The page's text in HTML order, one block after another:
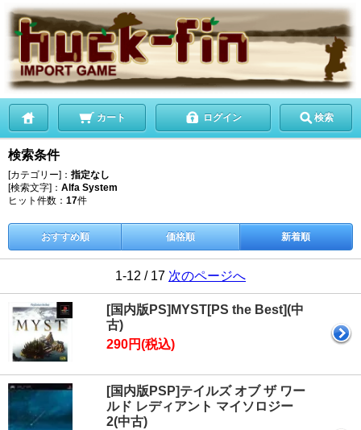
カート ログイン 検索
検索条件
[カテゴリー]： 指定なし
[検索文字]： Alfa System
ヒット件数： 17件
おすすめ順 価格順 新着順
1-12 / 17 次のページへ
[国内版PS]MYST[PS the Best](中
古)
290円(税込)
[国内版PSP]テイルズ オブ ザ ワー
ルド レディアント マイソロジー
2(中古)